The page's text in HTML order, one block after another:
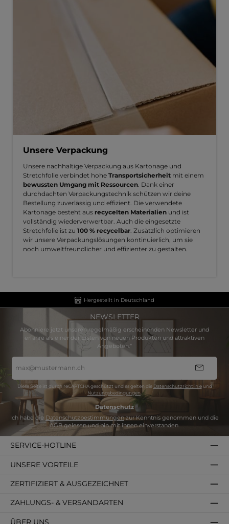
Unsere Verpackung
Unsere nachhaltige Verpackung aus Kartonage und
Stretchfolie verbindet hohe Transportsicherheit mit einem
bewussten Umgang mit Ressourcen . Dank einer
durchdachten Verpackungstechnik schützen wir deine
Bestellung zuverlässig und effizient. Die verwendete
Kartonage besteht aus recycelten Materialien und ist
vollständig wiederverwertbar. Auch die eingesetzte
Stretchfolie ist zu 100 % recycelbar . Zusätzlich optimieren
wir unsere Verpackungslösungen kontinuierlich, um sie
noch umweltfreundlicher und effizienter zu gestalten.
Hergestellt in Deutschland
NEWSLETTER
Abonniere jetzt unseren regelmäßig erscheinenden Newsletter und
erfahre als einer der Ersten von neuen Produkten und attraktiven
Angeboten.“
Mail-
Adresse
Diese Seite ist durch reCAPTCHA geschützt und es gelten die Datenschutzrichtlinieund
Nutzungsbedingungen.
Datenschutz
Ich habe die Datenschutzbestimmungenzur Kenntnis genommen und die
AGBgelesen und bin mit ihnen einverstanden.
SERVICE-HOTLINE
ZAHLUNGS- & VERSANDARTEN
ÜBER UNS
ZERTIFIZIERT & AUSGEZEICHNET
UNSERE VORTEILE